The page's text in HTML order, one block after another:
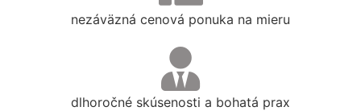
nezáväzná cenová ponuka na mieru
dlhoročné skúsenosti a bohatá prax